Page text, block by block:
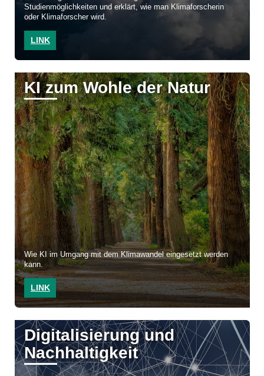
Studienmöglichkeiten und erklärt, wie man Klimaforscherin
oder Klimaforscher wird.
LINK
KI zum Wohle der Natur
Wie KI im Umgang mit dem Klimawandel eingesetzt werden
kann.
LINK
Digitalisierung und
Nachhaltigkeit